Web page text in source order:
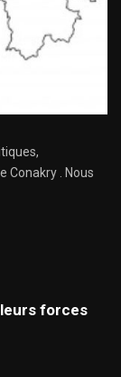
Conakry . Nous
forces